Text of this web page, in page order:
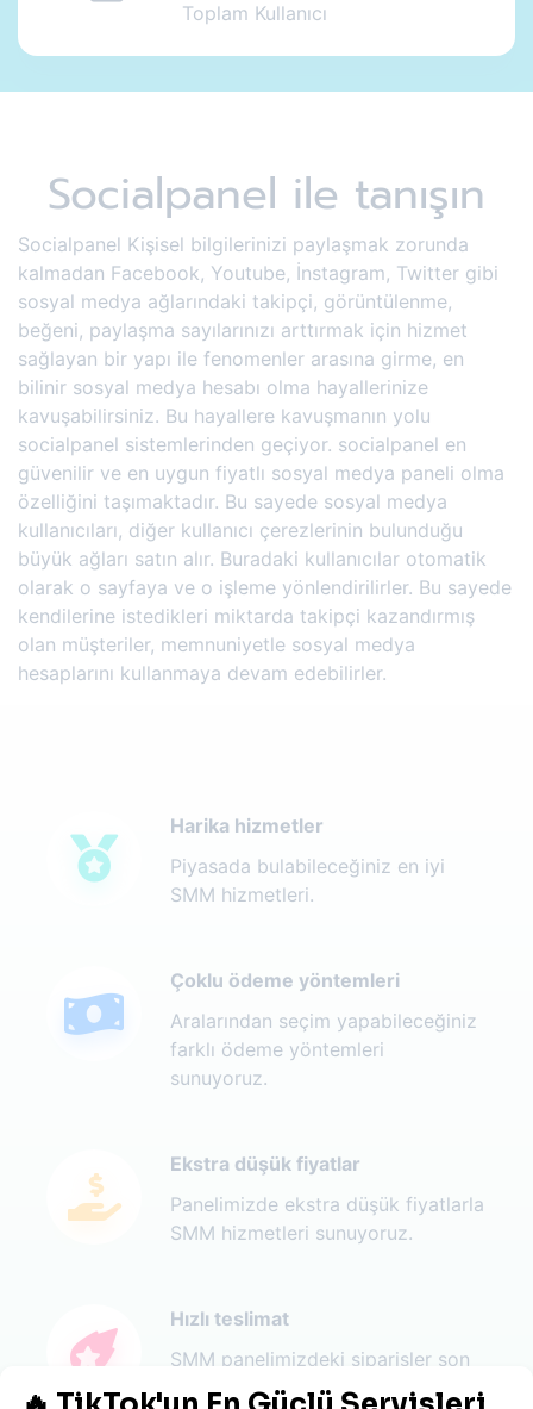
Toplam Kullanıcı
Socialpanel ile tanışın
Socialpanel Kişisel bilgilerinizi paylaşmak zorunda
kalmadan Facebook, Youtube, İnstagram, Twitter gibi
sosyal medya ağlarındaki takipçi, görüntülenme,
beğeni, paylaşma sayılarınızı arttırmak için hizmet
sağlayan bir yapı ile fenomenler arasına girme, en
bilinir sosyal medya hesabı olma hayallerinize
kavuşabilirsiniz. Bu hayallere kavuşmanın yolu
socialpanel sistemlerinden geçiyor. socialpanel en
güvenilir ve en uygun fiyatlı sosyal medya paneli olma
özelliğini taşımaktadır. Bu sayede sosyal medya
kullanıcıları, diğer kullanıcı çerezlerinin bulunduğu
büyük ağları satın alır. Buradaki kullanıcılar otomatik
olarak o sayfaya ve o işleme yönlendirilirler. Bu sayede
kendilerine istedikleri miktarda takipçi kazandırmış
olan müşteriler, memnuniyetle sosyal medya
hesaplarını kullanmaya devam edebilirler.
Harika hizmetler
Piyasada bulabileceğiniz en iyi
SMM hizmetleri.
Çoklu ödeme yöntemleri
Aralarından seçim yapabileceğiniz
farklı ödeme yöntemleri
sunuyoruz.
Ekstra düşük fiyatlar
Panelimizde ekstra düşük fiyatlarla
SMM hizmetleri sunuyoruz.
Hızlı teslimat
SMM panelimizdeki siparişler son
derece hızlı bir şekilde teslim edilir.